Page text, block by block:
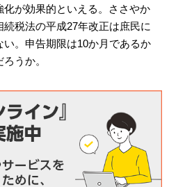
が効果的といえる。ささやか
税法の平成27年改正は庶民に
。申告期限は10か月であるか
うか。